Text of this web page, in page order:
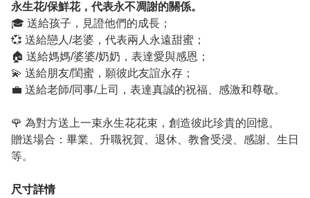
永生花/保鮮花，代表永不凋謝的關係。
🎓 送給孩子，見證他們的成長；
💞 送給戀人/老婆，代表兩人永遠甜蜜；
🏠 送給媽媽/婆婆/奶奶，表達愛與感恩；
💫 送給朋友/閨蜜，願彼此友誼永存；
💼 送給老師/同事/上司，表達真誠的祝福、感激和尊敬。
🌹 為對方送上一束永生花花束，創造彼此珍貴的回憶。
贈送場合：畢業、升職祝賀、退休、教會受浸、感謝、生日
等。
尺寸詳情